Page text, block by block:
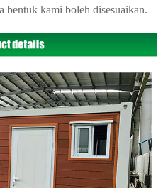
bentuk kami boleh disesuaikan.